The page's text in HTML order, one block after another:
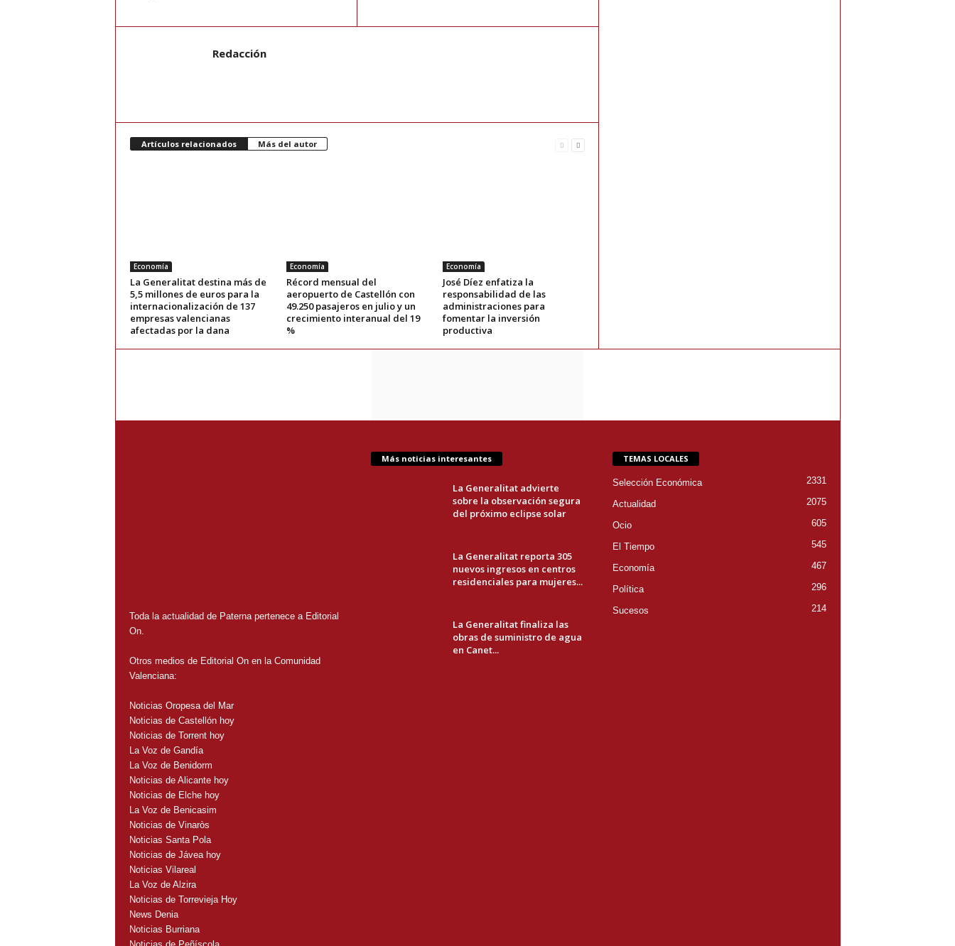
Redacción
Artículos relacionados Más del autor
Economía
La Generalitat destina más de
5,5 millones de euros para la
internacionalización de 137
empresas valencianas
afectadas por la dana
Economía
Récord mensual del
aeropuerto de Castellón con
49.250 pasajeros en julio y un
crecimiento interanual del 19
%
Economía
José Díez enfatiza la
responsabilidad de las
administraciones para
fomentar la inversión
productiva
Toda la actualidad de Paterna pertenece a Editorial
On.
Otros medios de Editorial On en la Comunidad
Valenciana:
Noticias Oropesa del Mar
Noticias de Castellón hoy
Noticias de Torrent hoy
La Voz de Gandía
La Voz de Benidorm
Noticias de Alicante hoy
Noticias de Elche hoy
La Voz de Benicasim
Noticias de Vinaròs
Noticias Santa Pola
Noticias de Jávea hoy
Noticias Vilareal
La Voz de Alzira
Noticias de Torrevieja Hoy
News Denia
Noticias Burriana
Más noticias interesantes
La Generalitat advierte
sobre la observación segura
del próximo eclipse solar
La Generalitat reporta 305
nuevos ingresos en centros
residenciales para mujeres...
La Generalitat finaliza las
obras de suministro de agua
en Canet...
TEMAS LOCALES
Selección Económica 2331
Actualidad 2075
Ocio 605
El Tiempo 545
Economía 467
Política 296
Sucesos 214